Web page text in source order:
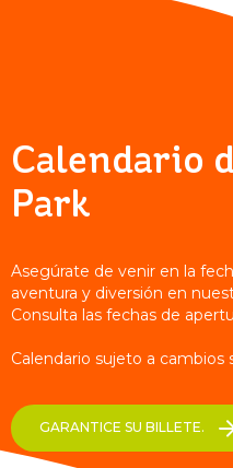
Calendario
Park
Asegúrate de venir en la
aventura y diversión en
Consulta las fechas de
Calendario sujeto a cambios
GARANTICE SU BILLETE.